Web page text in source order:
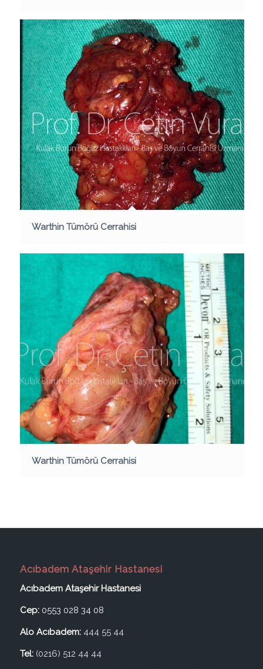
Warthin Tümörü Cerrahisi
Warthin Tümörü Cerrahisi
Acıbadem Ataşehir Hastanesi
Acıbadem Ataşehir Hastanesi
Cep: 0553 028 34 08
Alo Acıbadem:444 55 44
Tel:(0216) 512 44 44